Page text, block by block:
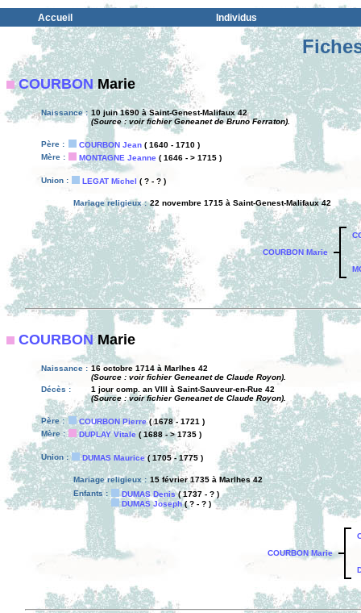
Accueil Individus
COURBONMarie
Naissance : 10 juin 1690 à Saint-Genest-Malifaux 42
(Source : voir fichier Geneanet de Bruno Ferraton).
Père : COURBON Jean ( 1640 - 1710 )
Mère :
MONTAGNE Jeanne ( 1646 - > 1715 )
Union : LEGAT Michel ( ? - ? )
Mariage religieux : 22 novembre 1715 à Saint-Genest-Malifaux 42
COURBON Marie
COURBONMarie
Naissance : 16 octobre 1714 à Marlhes 42
(Source : voir fichier Geneanet de Claude Royon).
Décès :
1 jour comp. an VIII à Saint-Sauveur-en-Rue 42
(Source : voir fichier Geneanet de Claude Royon).
Père : COURBON Pierre( 1678 - 1721 )
Mère :
DUPLAY Vitale ( 1688 - > 1735 )
Union : DUMAS Maurice( 1705 - 1775 )
Mariage religieux : 15 février 1735 à Marlhes 42
Enfants :
DUMAS Denis( 1737 - ? )
DUMAS Joseph( ? - ? )
COURBON Marie